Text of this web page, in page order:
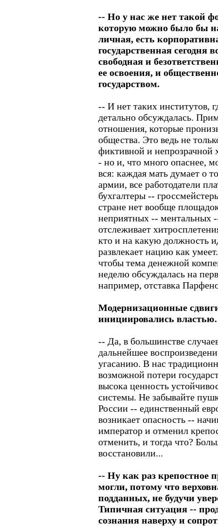
-- Но у нас же нет такой
которую можно было бы
личная, есть
государственная сегодня
свободная и
ее освоения, и
государством.
-- И нет таких институтов,
детально обсуждалась.
отношения, которые
общества. Это ведь не
фиктивной и непрозрачной
- но и, что много опаснее,
вся: каждая мать думает о
армии, все работодатели
бухгалтеры --
стране нет вообще
неприятных -- ментальных
отслеживает
кто и на какую должность
развлекает нацию как
чтобы тема денежной
неделю обсуждалась на
например, отставка
Модернизационные
инициировались
-- Да, в большинстве
дальнейшее
угасанию. В нас
возможной потери
высока ценность
системы. Не забывайте
России -- единственный
возникает опасность --
император и отменил
отменить, и тогда что?
восстановили...
-- Ну как раз крепостное
могли, потому что
подданных, не будучи
Типичная ситуация --
сознания наверху и